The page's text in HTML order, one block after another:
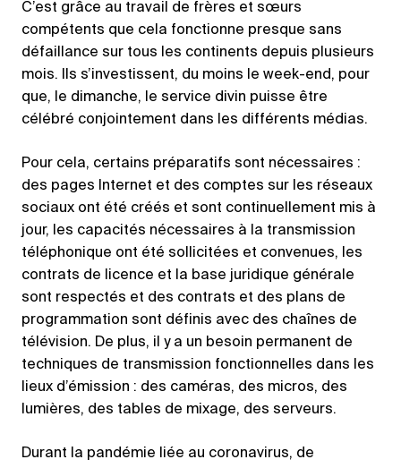
C’est grâce au travail de frères et sœurs
compétents que cela fonctionne presque sans
défaillance sur tous les continents depuis plusieurs
mois. Ils s’investissent, du moins le week-end, pour
que, le dimanche, le service divin puisse être
célébré conjointement dans les différents médias.
Pour cela, certains préparatifs sont nécessaires :
des pages Internet et des comptes sur les réseaux
sociaux ont été créés et sont continuellement mis à
jour, les capacités nécessaires à la transmission
téléphonique ont été sollicitées et convenues, les
contrats de licence et la base juridique générale
sont respectés et des contrats et des plans de
programmation sont définis avec des chaînes de
télévision. De plus, il y a un besoin permanent de
techniques de transmission fonctionnelles dans les
lieux d’émission : des caméras, des micros, des
lumières, des tables de mixage, des serveurs.
Durant la pandémie liée au coronavirus, de